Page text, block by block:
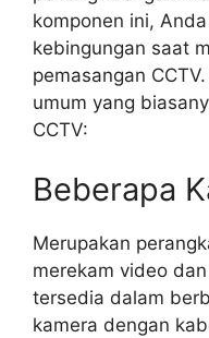
komponen ini,
kebingungan saat
pemasangan
umum yang
CCTV:
Beberapa
Merupakan
merekam video
tersedia dalam
kamera dengan